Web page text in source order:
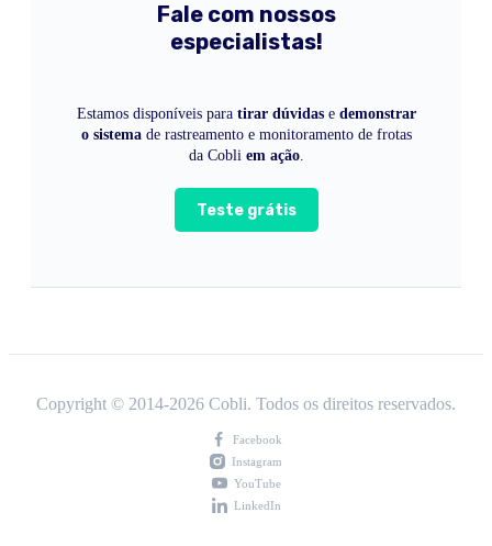
Fale com nossos
especialistas!
Estamos disponíveis para tirar dúvidase demonstrar
o sistemade rastreamento e monitoramento de frotas
da Cobli em ação.
Teste grátis
Copyright © 2014-2026 Cobli. Todos os direitos reservados.
Facebook
Instagram
YouTube
LinkedIn